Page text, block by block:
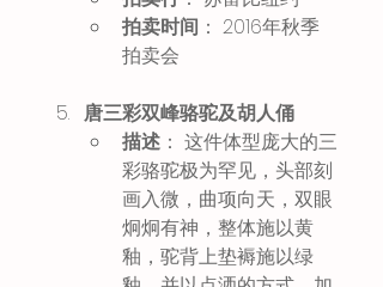
拍卖时间 ： 2016年秋季
拍卖会
唐三彩双峰骆驼及胡人俑
描述 ： 这件体型庞大的三
彩骆驼极为罕见，头部刻
画入微，曲项向天，双眼
炯炯有神，整体施以黄
釉，驼背上垫褥施以绿